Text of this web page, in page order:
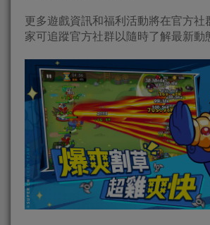
更多遊戲資訊和福利活動將在官方社
家可追蹤官方社群以隨時了解最新動